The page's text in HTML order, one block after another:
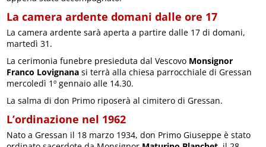
La camera ardente domani dalle ore 17
La camera ardente sarà aperta a partire dalle 17 di domani,
martedì 31.
La cerimonia funebre presieduta dal Vescovo Monsignor
Franco Lovignana si terrà alla chiesa parrocchiale di Gressan
mercoledì 1º gennaio alle 14.30.
La salma di don Primo riposerà al cimitero di Gressan.
L’ordinazione nel 1962
Nato a Gressan il 18 marzo 1934, don Primo Giuseppe è stato